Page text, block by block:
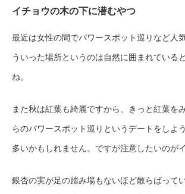
イチョウの木の下に潜むやつ
最近は女性の間でパワースポット巡りなど人
ういった場所というのは自然に囲まれている
ね。
また秋は紅葉も綺麗ですから、きっと紅葉を
らのパワースポット巡りというデートをしよ
多いかもしれません。ですが注意したいのが
銀杏の実が足の踏み場もないほど散らばって